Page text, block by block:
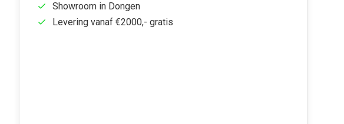
Showroom in Dongen
Levering vanaf €2000,- gratis